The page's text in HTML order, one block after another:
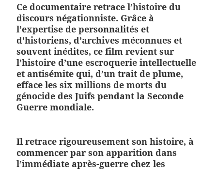
Ce documentaire retrace l’histoire du
discours négationniste. Grâce à
l’expertise de personnalités et
d’historiens, d’archives méconnues et
souvent inédites, ce film revient sur
l’histoire d’une escroquerie intellectuelle
et antisémite qui, d’un trait de plume,
efface les six millions de morts du
génocide des Juifs pendant la Seconde
Guerre mondiale.
Il retrace rigoureusement son histoire, à
commencer par son apparition dans
l’immédiate après-guerre chez les